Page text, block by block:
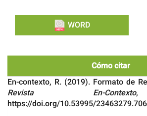
WORD
Cómo citar
En-contexto, R. (2019). Formato de
Revista En-Contexto
https://doi.org/10.53995/23463279.706